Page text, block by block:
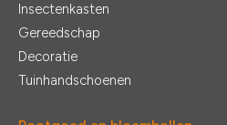
Insectenkasten
Gereedschap
Decoratie
Tuinhandschoenen